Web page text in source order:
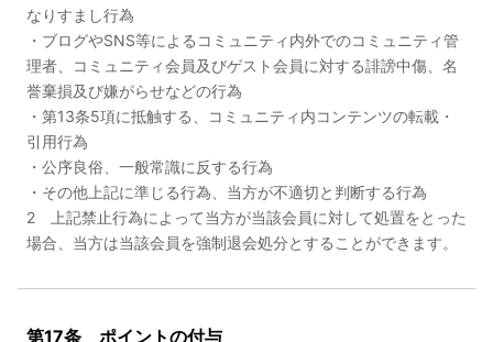
なりすまし行為
・ブログやSNS等によるコミュニティ内外でのコミュニティ管
理者、コミュニティ会員及びゲスト会員に対する誹謗中傷、名
誉棄損及び嫌がらせなどの行為
・第13条5項に抵触する、コミュニティ内コンテンツの転載・
引用行為
・公序良俗、一般常識に反する行為
・その他上記に準じる行為、当方が不適切と判断する行為
2 上記禁止行為によって当方が当該会員に対して処置をとった
場合、当方は当該会員を強制退会処分とすることができます。
第17条 ポイントの付与